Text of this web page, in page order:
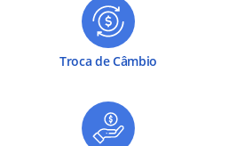
Troca de Câmbio